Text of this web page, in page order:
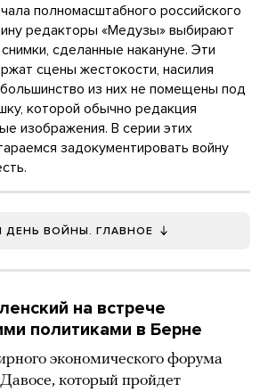
полномасштабного российского
редакторы «Медузы» выбирают
сделанные накануне. Эти
сцены жестокости, насилия
из них не помещены под
которой обычно редакция
изображения. В серии этих
задокументировать войну
ДЕНЬ ВОЙНЫ. ГЛАВНОЕ
на встрече
политиками в Берне
экономического форума
который пройдет